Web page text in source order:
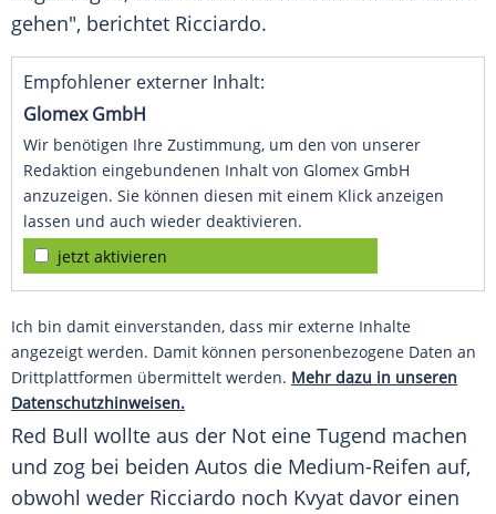
gehen", berichtet Ricciardo.
Empfohlener externer Inhalt:
Glomex GmbH
Wir benötigen Ihre Zustimmung, um den von unserer
Redaktion eingebundenen Inhalt von Glomex GmbH
anzuzeigen. Sie können diesen mit einem Klick anzeigen
lassen und auch wieder deaktivieren.
jetzt aktivieren
Ich bin damit einverstanden, dass mir externe Inhalte
angezeigt werden. Damit können personenbezogene Daten an
Drittplattformen übermittelt werden. Mehr dazu in unseren
Datenschutzhinweisen.
Red Bull wollte aus der Not eine Tugend machen
und zog bei beiden Autos die Medium-Reifen auf,
obwohl weder Ricciardo noch Kvyat davor einen